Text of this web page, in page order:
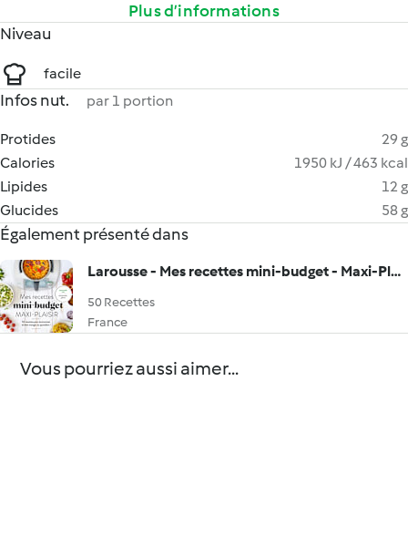
Plus d’informations
Niveau
facile
Infos nut. par 1 portion
Protides
29 g
Calories
1950 kJ / 463 kcal
Lipides
12 g
Glucides
58 g
Également présenté dans
Larousse - Mes recettes mini-budget - Maxi-Plaisir
50 Recettes
France
Vous pourriez aussi aimer...